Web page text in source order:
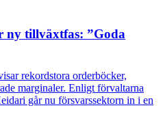
ny tillväxtfas: ”Goda
rekordstora orderböcker,
marginaler. Enligt förvaltarna
går nu försvarssektorn in i en